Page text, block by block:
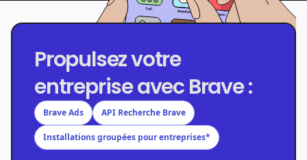
Propulsez votre
entreprise avec Brave :
Brave Ads API Recherche Brave
Installations groupées pour entreprises*